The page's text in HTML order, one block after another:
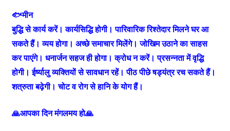
🐟मीन
बुद्धि से कार्य करें। कार्यसिद्धि होगी। पारिवारिक रिश्तेदार मिलने घर आ
सकते हैं। व्यय होगा। अच्छे समाचार मिलेंगे। जोखिम उठाने का साहस
कर पाएंगे। धनार्जन सहज ही होगा। क्रोध न करें। प्रसन्नता में वृद्धि
होगी। ईर्ष्यालु व्यक्तियों से सावधान रहें। पीठ पीछे षड्यंत्र रच सकते हैं।
शत्रुता बढ़ेगी। चोट व रोग से हानि के योग हैं।
🙏आपका दिन मंगलमय हो🙏